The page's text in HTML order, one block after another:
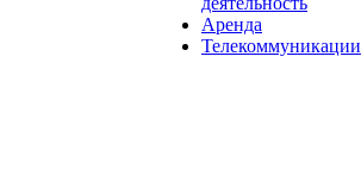
Аренда
Телекоммуникации